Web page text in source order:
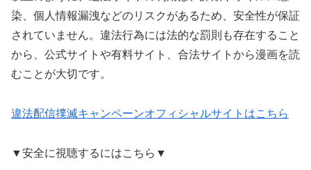
染、個人情報漏洩などのリスクがあるため、安全性が保証
されていません。違法行為には法的な罰則も存在すること
から、公式サイトや有料サイト、合法サイトから漫画を読
むことが大切です。
違法配信撲滅キャンペーンオフィシャルサイトはこちら
▼安全に視聴するにはこちら▼